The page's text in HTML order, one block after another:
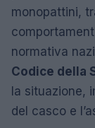
monopattini,
normativa
Codice della
la situazione,
del casco e